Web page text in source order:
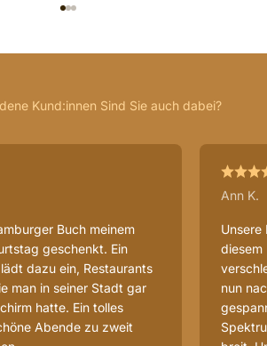
Buch meinem
geschenkt. Ein
dazu ein, Restaurants
man in seiner Stadt gar
hatte. Ein tolles
Abende zu zweit
Ann K.
diesem
nun